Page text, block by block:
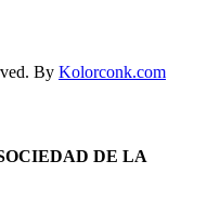
By Kolorconk.com
DE LA